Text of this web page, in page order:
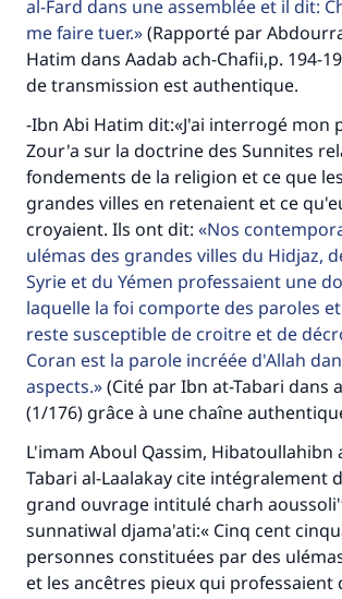
al-Fard dans une assemblée et il dit:
me faire tuer. (Rapporté par
Hatim dans Aadab ach-Chafii,p. 194-
de transmission est authentique.
-Ibn Abi Hatim dit:«J'ai interrogé mon
Zour'a sur la doctrine des Sunnites
fondements de la religion et ce que
grandes villes en retenaient et ce
croyaient. Ils ont dit:
Nos
ulémas des grandes villes du Hidjaz,
Syrie et du Yémen professaient une
laquelle la foi comporte des paroles
reste susceptible de croitre et de
Coran est la parole incréée d'Allah
aspects. (Cité par Ibn at-Tabari dans
(1/176) grâce à une chaîne
L'imam Aboul Qassim, Hibatoullahibn
Tabari al-Laalakay cite intégralement
grand ouvrage intitulé charh
sunnatiwal djama'ati:« Cinq cent
personnes constituées par des
et les ancêtres pieux qui professaient